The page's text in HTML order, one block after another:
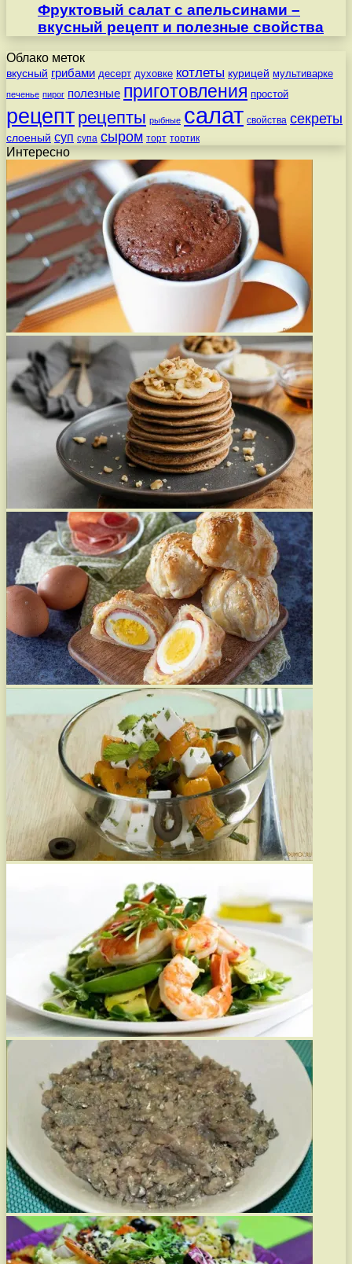
Фруктовый салат с апельсинами –
вкусный рецепт и полезные свойства
Облако меток
вкусный грибами десерт духовке котлеты курицей мультиварке
печенье пирог полезные приготовления простой
рецепт рецепты рыбные салат свойства секреты
слоеный суп супа сыром торт тортик
Интересно